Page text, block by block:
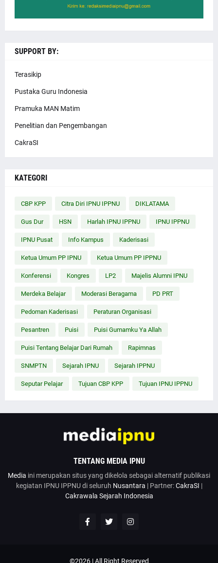
SUPPORT BY:
Terasikip
Pustaka Guru Indonesia
Pramuka MAN Matim
Penelitian dan Pengembangan
CakraSI
KATEGORI
CBP KPP Citra Diri IPNU IPPNU DIKLATAMA
Gus Dur HSN Harlah IPNU IPPNU IPNU IPPNU
IPNU Pusat Info Kampus Kaderisasi
Ketua Umum PP IPNU Ketua Umum PP IPPNU
Konferensi Kongres LP2 Majelis Alumni IPNU
Merdeka Belajar Moderasi Beragama PD PRT
Pedoman Kaderisasi Peraturan Organisasi
Pesantren Puisi Puisi Gumamku Ya Allah
Puisi Tentang Belajar Dari Rumah Rapimnas
SNMPTN Sejarah IPNU Sejarah IPPNU
Seputar Pelajar Tujuan CBP KPP Tujuan IPNU IPPNU
TENTANG MEDIA IPNU
Media ini merupakan situs yang dikelola sebagai alternatif publikasi
kegiatan IPNU IPPNU di seluruh Nusantara | Partner:CakraSI |
Cakrawala Sejarah Indonesia
©2026 | All Right Reserved